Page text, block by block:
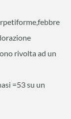
rivolta ad un
=53 su un